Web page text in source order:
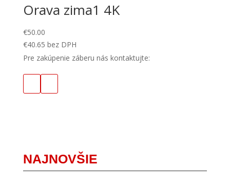
Orava zima1 4K
€50.00
€40.65 bez DPH
Pre zakúpenie záberu nás kontaktujte:
NAJNOVŠIE